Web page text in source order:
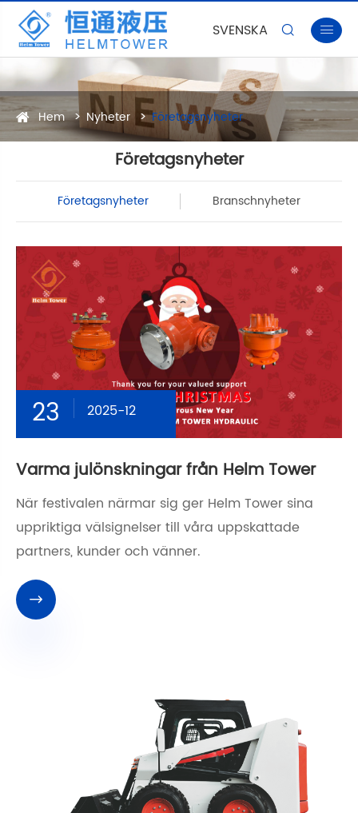
SVENSKA  
Hem Nyheter Företagsnyheter
Företagsnyheter
Företagsnyheter Branschnyheter
23 2025-12
Varma julönskningar från Helm Tower
När festivalen närmar sig ger Helm Tower sina
uppriktiga välsignelser till våra uppskattade
partners, kunder och vänner.
